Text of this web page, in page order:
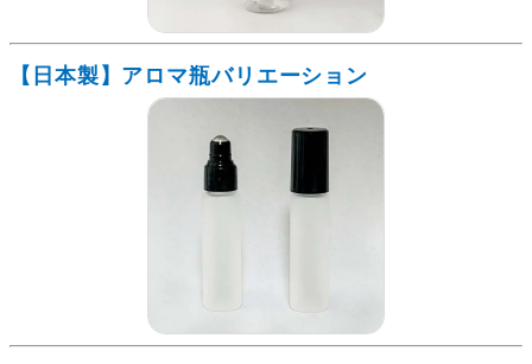
【日本製】アロマ瓶バリエーション